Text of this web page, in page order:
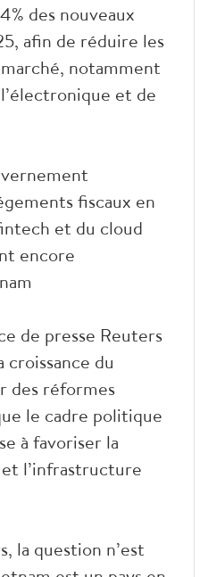
des nouveaux
afin de réduire les
notamment
et de
fiscaux en
et du cloud
encore
de presse Reuters
du
des réformes
le cadre politique
à favoriser la
l’infrastructure
la question n’est